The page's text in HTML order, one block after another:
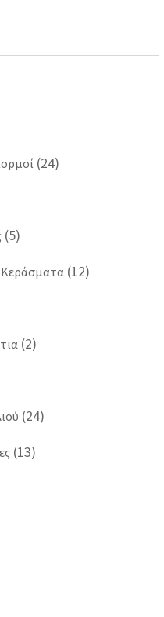
(24)
(5)
Κεράσματα (12)
(2)
(24)
(13)